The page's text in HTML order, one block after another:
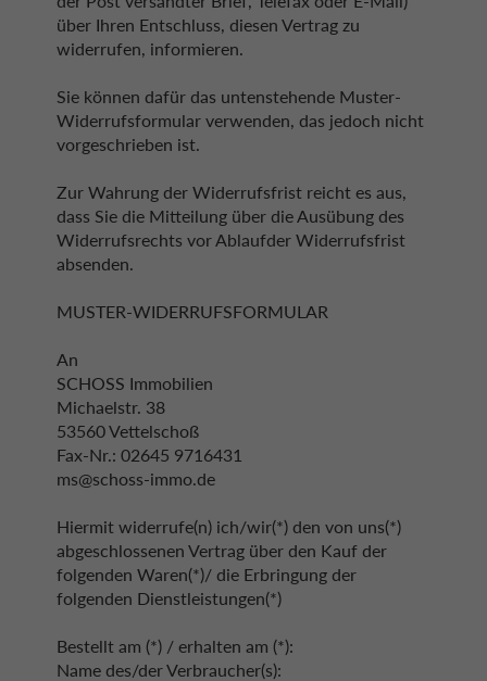
über Ihren Entschluss, diesen Vertrag zu
widerrufen, informieren.
Sie können dafür das untenstehende Muster-
Widerrufsformular verwenden, das jedoch nicht
vorgeschrieben ist.
Zur Wahrung der Widerrufsfrist reicht es aus,
dass Sie die Mitteilung über die Ausübung des
Widerrufsrechts vor Ablaufder Widerrufsfrist
absenden.
MUSTER-WIDERRUFSFORMULAR
An
SCHOSS Immobilien
Michaelstr. 38
53560 Vettelschoß
Fax-Nr.: 02645 9716431
ms@schoss-immo.de
Hiermit widerrufe(n) ich/wir(*) den von uns(*)
abgeschlossenen Vertrag über den Kauf der
folgenden Waren(*)/ die Erbringung der
folgenden Dienstleistungen(*)
Bestellt am (*) / erhalten am (*):
Name des/der Verbraucher(s):